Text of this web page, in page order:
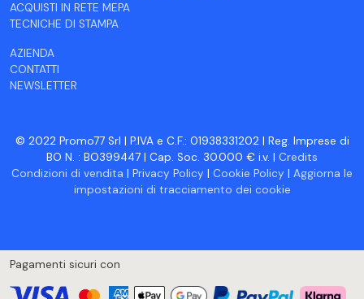
ACQUISTI IN RETE MEPA
TECNICHE DI STAMPA
AZIENDA
CONTATTI
NEWSLETTER
© 2022 Promo77 Srl | P.IVA e C.F.: 01938331202 | Reg. Imprese di
BO N. : BO399447 | Cap. Soc. 30.000 € i.v. | Credits
Condizioni di vendita | Privacy Policy | Cookie Policy | Aggiorna le
impostazioni di tracciamento dei cookie
Pagamenti sicuri con